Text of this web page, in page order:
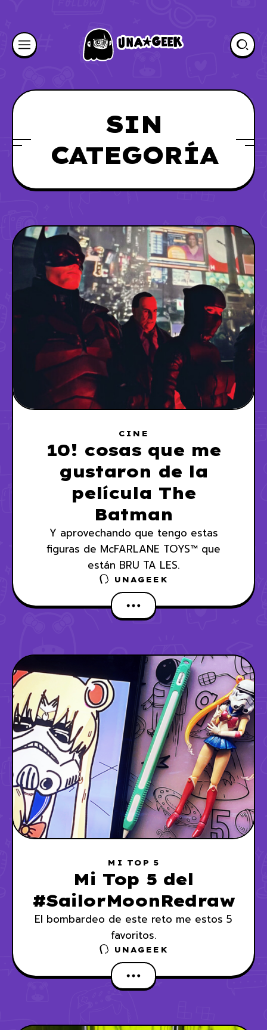
SIN
CATEGORÍA
CINE
10! cosas que me
gustaron de la
película The
Batman
Y aprovechando que tengo estas
figuras de McFARLANE TOYS™ que
están BRU TA LES.
UNAGEEK
MI TOP 5
Mi Top 5 del
#SailorMoonRedraw
El bombardeo de este reto me estos 5
favoritos.
UNAGEEK